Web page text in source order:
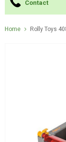
Contact
Home Rolly Toys